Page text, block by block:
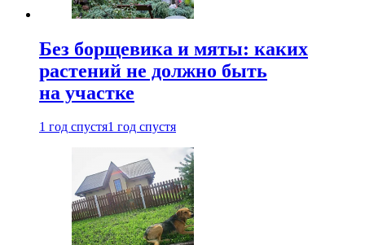
Без борщевика и мяты: каких
растений не должно быть
на участке
1 год спустя1 год спустя